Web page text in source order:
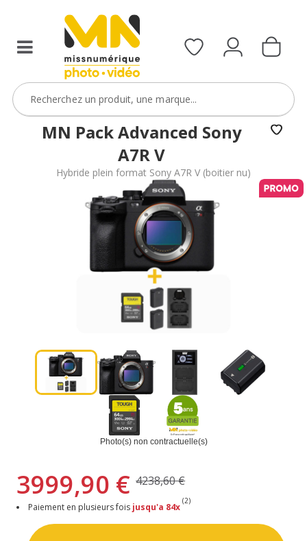
OFFERTE
le
code
GARA7RV
MN Pack Advanced Sony
A7R V
Hybride plein format Sony A7R V (boitier nu)
Photo(s) non contractuelle(s)
3999,90 € 4238,60 €
Paiement en plusieurs fois jusqu'a 84x
(2)